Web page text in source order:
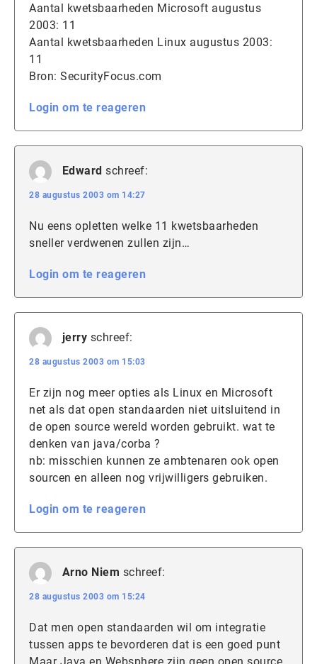
Aantal kwetsbaarheden Microsoft augustus
2003: 11
Aantal kwetsbaarheden Linux augustus 2003:
11
Bron: SecurityFocus.com
Login om te reageren
Edward schreef:
28 augustus 2003 om 14:27
Nu eens opletten welke 11 kwetsbaarheden
sneller verdwenen zullen zijn…
Login om te reageren
jerry schreef:
28 augustus 2003 om 15:03
Er zijn nog meer opties als Linux en Microsoft
net als dat open standaarden niet uitsluitend in
de open source wereld worden gebruikt. wat te
denken van java/corba ?
nb: misschien kunnen ze ambtenaren ook open
sourcen en alleen nog vrijwilligers gebruiken.
Login om te reageren
Arno Niem schreef:
28 augustus 2003 om 15:24
Dat men open standaarden wil om integratie
tussen apps te bevorderen dat is een goed punt